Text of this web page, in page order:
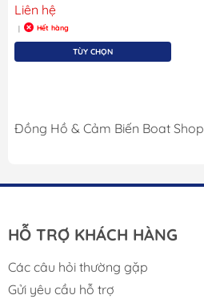
Liên hệ
| Hết hàng
TÙY CHỌN
Đồng Hồ & Cảm Biến Boat Shop
HỖ TRỢ KHÁCH HÀNG
Các câu hỏi thường gặp
Gửi yêu cầu hỗ trợ